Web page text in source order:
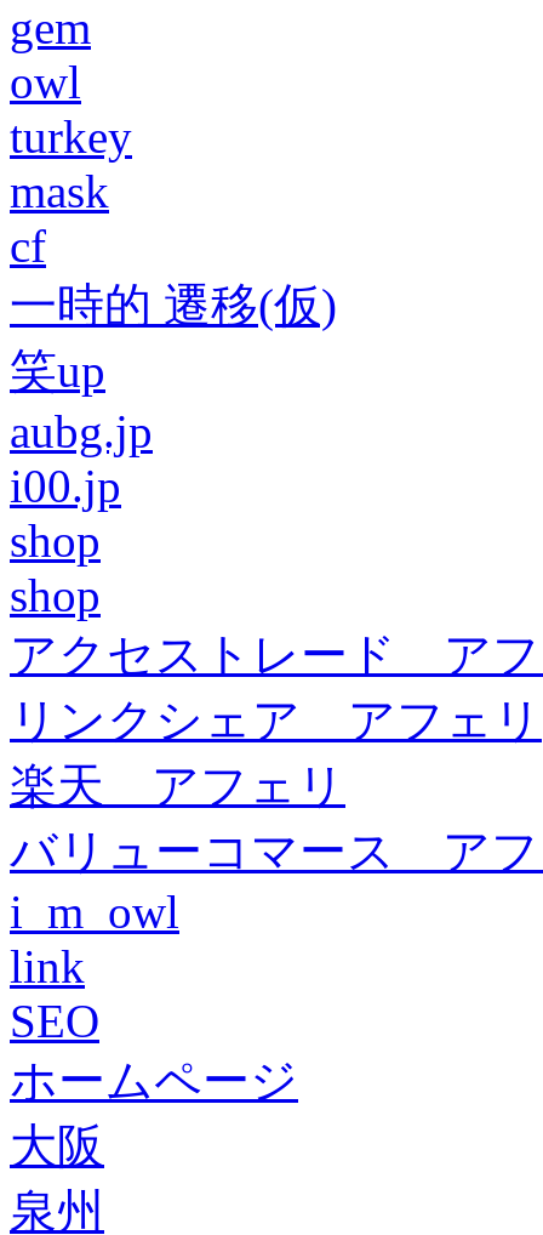
gem
owl
turkey
mask
cf
一時的 遷移(仮)
笑up
aubg.jp
i00.jp
shop
shop
アクセストレード ア
リンクシェア アフェリ
楽天 アフェリ
バリューコマース ア
i_m_owl
link
SEO
ホームページ
大阪
泉州